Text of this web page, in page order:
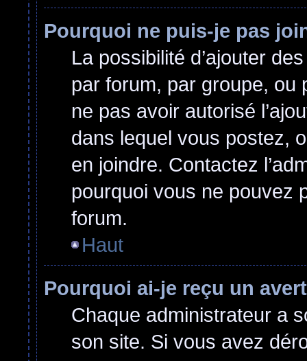
Pourquoi ne puis-je pas
La possibilité d’ajouter
par forum, par groupe, ou
ne pas avoir autorisé
dans lequel vous postez,
en joindre. Contactez
pourquoi vous ne pouvez
forum.
Haut
Pourquoi ai-je reçu un
Chaque administrateur a
son site. Si vous avez